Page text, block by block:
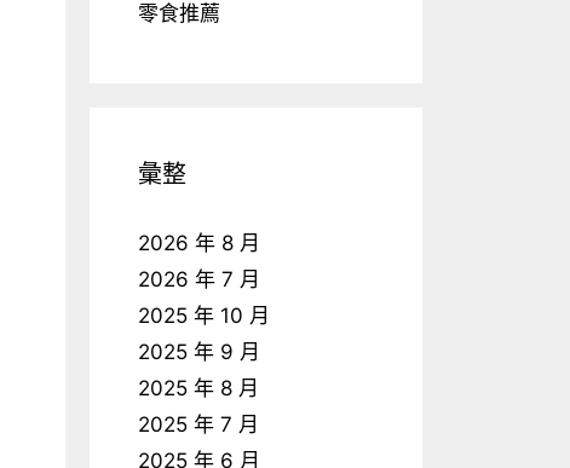
零食推薦
彙整
2026 年 8 月
2026 年 7 月
2025 年 10 月
2025 年 9 月
2025 年 8 月
2025 年 7 月
2025 年 6 月